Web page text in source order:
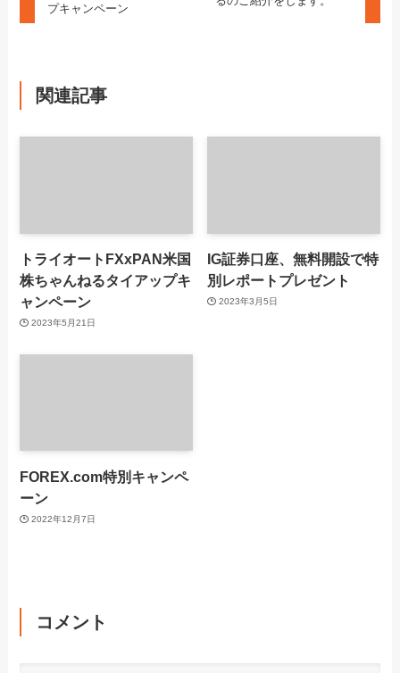
プキャンペーン
関連記事
トライオートFXxPAN米国
株ちゃんねるタイアップキ
ャンペーン
2023年5月21日
IG証券口座、無料開設で特
別レポートプレゼント
2023年3月5日
FOREX.com特別キャンペ
ーン
2022年12月7日
コメント